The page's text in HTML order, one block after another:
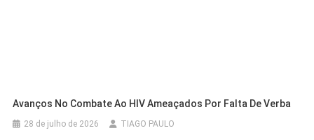
Avanços No Combate Ao HIV Ameaçados Por Falta De Verba
28 de julho de 2026 TIAGO PAULO